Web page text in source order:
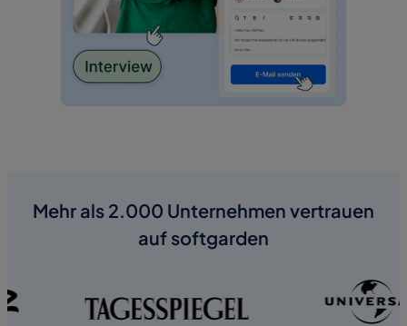
Mehr als 2.000 Unternehmen vertrauen
auf softgarden